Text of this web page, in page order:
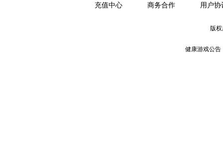
充值中心 商务合作 用户协
版
健康游戏公告